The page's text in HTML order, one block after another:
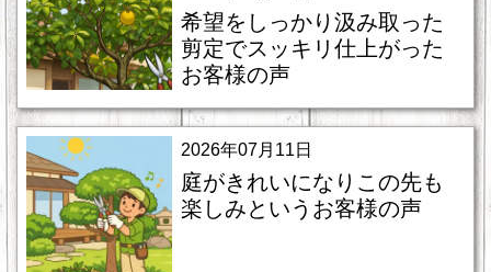
希望をしっかり汲み取った
剪定でスッキリ仕上がった
お客様の声
2026年07月11日
庭がきれいになりこの先も
楽しみというお客様の声